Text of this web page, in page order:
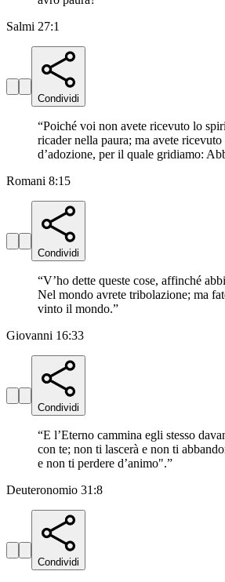
Salmi 27:1
Condividi
“Poiché voi non avete ricevuto lo
ricader nella paura; ma avete
d’adozione, per il quale gridiamo:
Romani 8:15
Condividi
“V’ho dette queste cose, affinché
Nel mondo avrete tribolazione; ma
vinto il mondo.”
Giovanni 16:33
Condividi
“E l’Eterno cammina egli stesso
con te; non ti lascerà e non ti
e non ti perdere d’animo".”
Deuteronomio 31:8
Condividi